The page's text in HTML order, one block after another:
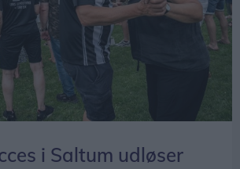
i Saltum udløser